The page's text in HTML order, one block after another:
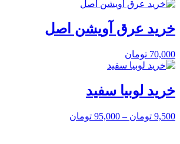
خرید عرق آویشن اصل
70,000 تومان
خرید لوبیا سفید
9,500 تومان –
95,000 تومان